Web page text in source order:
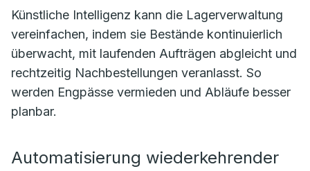
Künstliche Intelligenz kann die Lagerverwaltung
vereinfachen, indem sie Bestände kontinuierlich
überwacht, mit laufenden Aufträgen abgleicht und
rechtzeitig Nachbestellungen veranlasst. So
werden Engpässe vermieden und Abläufe besser
planbar.
Automatisierung wiederkehrender